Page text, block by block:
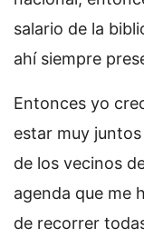
salario de la
ahí siempre
Entonces yo
estar muy
de los vecinos
agenda que me
de recorrer